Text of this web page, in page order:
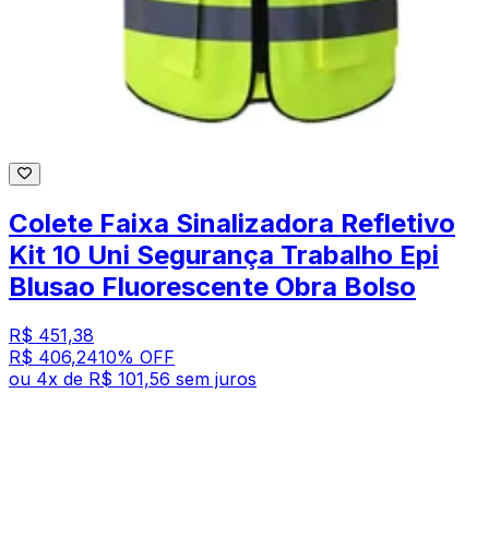
Colete Faixa Sinalizadora Refletivo
Kit 10 Uni Segurança Trabalho Epi
Blusao Fluorescente Obra Bolso
R$ 451,38
R$ 406,2410% OFF
ou 4x de R$ 101,56 sem juros